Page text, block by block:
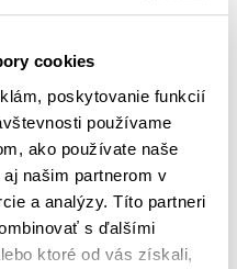
cookies
poskytovanie funkcií
používame
ako používate naše
našim partnerom v
a analýzy. Títo partneri
s ďalšími
ktoré od vás získali,
nie je vymeniteľná.
v ktorom sa malé
s potlačou čerešničiek
vzorom
s volánikovým stehom
stehom